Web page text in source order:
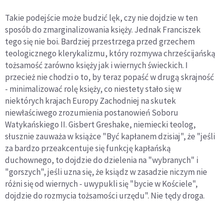
Takie podejście może budzić lęk, czy nie dojdzie w ten
sposób do zmarginalizowania księży. Jednak Franciszek
tego się nie boi. Bardziej przestrzega przed grzechem
teologicznego klerykalizmu, który rozmywa chrześcijańską
tożsamość zarówno księży jak i wiernych świeckich. I
przecież nie chodzi o to, by teraz popaść w drugą skrajność
- minimalizować rolę księży, co niestety stało się w
niektórych krajach Europy Zachodniej na skutek
niewłaściwego zrozumienia postanowień Soboru
Watykańskiego II. Gisbert Greshake, niemiecki teolog,
słusznie zauważa w książce "Być kapłanem dzisiaj", że "jeśli
za bardzo przeakcentuje się funkcję kapłańską
duchownego, to dojdzie do dzielenia na "wybranych" i
"gorszych", jeśli uzna się, że ksiądz w zasadzie niczym nie
różni się od wiernych - uwypukli się "bycie w Kościele",
dojdzie do rozmycia tożsamości urzędu". Nie tędy droga.